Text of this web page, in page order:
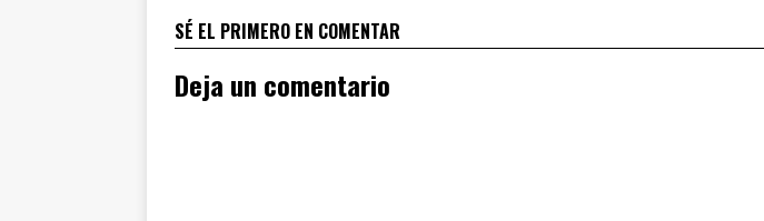
SÉ EL PRIMERO EN COMENTAR
Deja un comentario